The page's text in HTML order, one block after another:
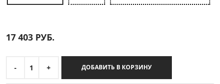
17 403 РУБ.
- 1 + ДОБАВИТЬ В КОРЗИНУ